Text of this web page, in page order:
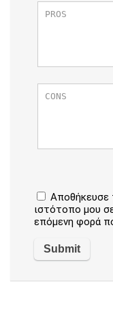
Αποθήκευσε
ιστότοπο μου
επόμενη φορά